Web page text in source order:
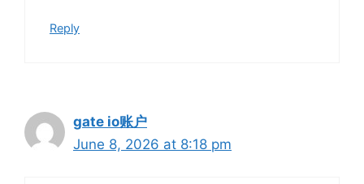
Reply
gate io账户
June 8, 2026 at 8:18 pm